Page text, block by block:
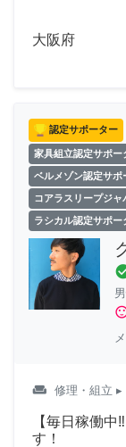
大阪府
認定サポーター
家具組立認定サポー
ベルメゾン認定サポ
コアラスリープジ
ラシカル認定サポー
weekend 修理・組立 ▸
【毎日稼働
す！